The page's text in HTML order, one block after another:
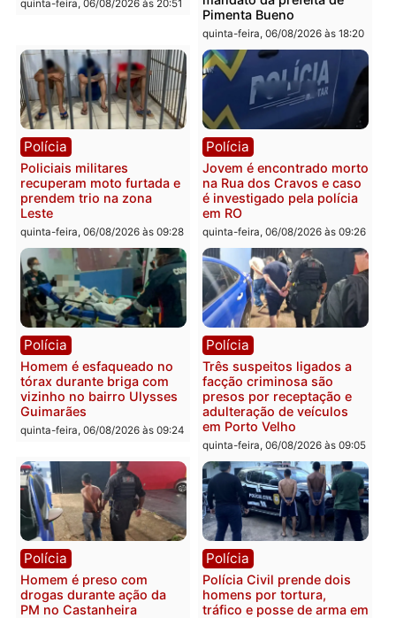
Homem é encontrado
morto em residência no
bairro Colina Park em RO
sexta-feira, 07/08/2026 às 09:30
Polícia
Polícia Militar apreende
explosivos e
durante patrulhamento
fluvial no Rio Madeira em
Porto Velho
sexta-feira, 07/08/2026 às
Polícia
Tragédia na BR-364:
colisão entre caminhão e
carro deixa quatro mortos
em Porto Velho
quinta-feira, 06/08/2026 às 20:51
Política
Ministro Dias Tofolli , do
TSE, determina
e processamento da
que pode levar à perda
mandato da prefeita de
Pimenta Bueno
quinta-feira, 06/08/2026 às
Polícia
Policiais militares
recuperam moto furtada e
prendem trio na zona
Leste
Polícia
Jovem é encontrado
na Rua dos Cravos e
é investigado pela
em RO